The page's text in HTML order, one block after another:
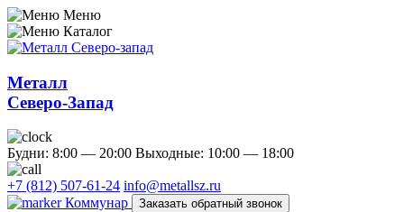
Меню
Каталог
Металл
Северо-Запад
Будни: 8:00 — 20:00 Выходные: 10:00 — 18:00
+7 (812) 507-61-24 info@metallsz.ru
Коммунар
Заказать обратный звонок